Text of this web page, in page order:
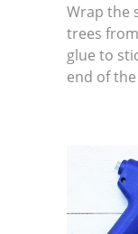
Wrap the
trees
glue to
end of